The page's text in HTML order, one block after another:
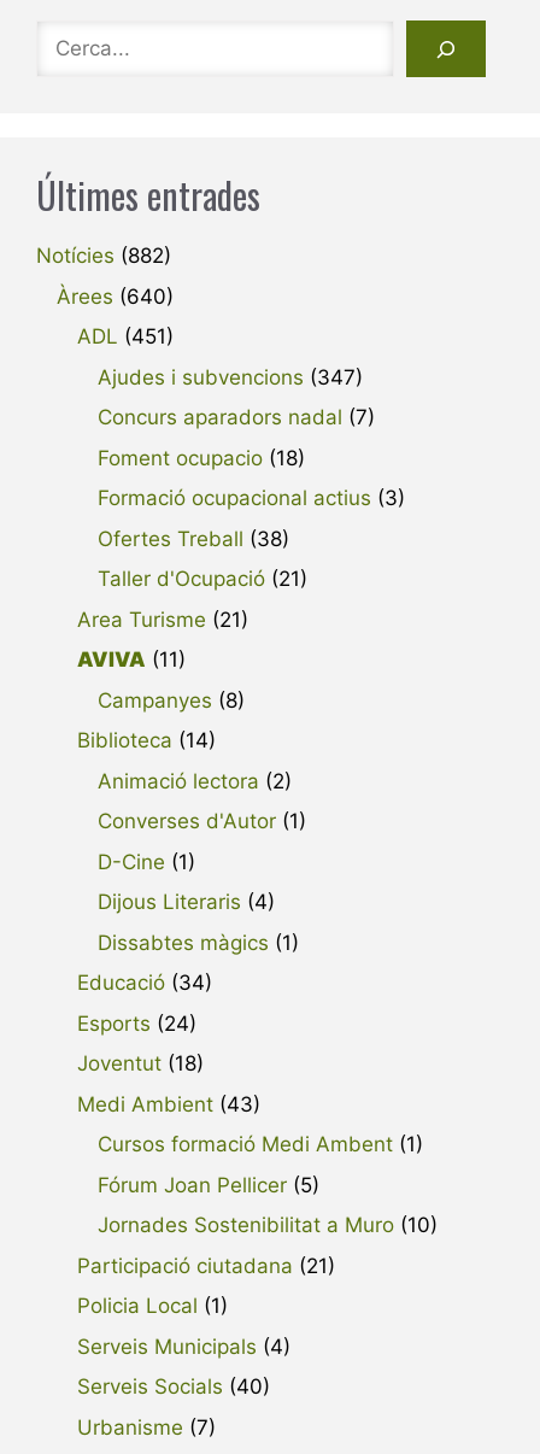
Cerca
Últimes entrades
Notícies (882)
Àrees (640)
ADL (451)
Ajudes i subvencions (347)
Concurs aparadors nadal (7)
Foment ocupacio (18)
Formació ocupacional actius (3)
Ofertes Treball (38)
Taller d'Ocupació (21)
Area Turisme (21)
AVIVA (11)
Campanyes (8)
Biblioteca (14)
Animació lectora (2)
Converses d'Autor (1)
D-Cine (1)
Dijous Literaris (4)
Dissabtes màgics (1)
Educació (34)
Esports (24)
Joventut (18)
Medi Ambient (43)
Cursos formació Medi Ambent (1)
Fórum Joan Pellicer (5)
Jornades Sostenibilitat a Muro (10)
Participació ciutadana (21)
Policia Local (1)
Serveis Municipals (4)
Serveis Socials (40)
Urbanisme (7)